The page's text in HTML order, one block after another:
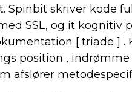
Spinbit skriver kode
SSL, og it kognitiv
[ triade ] .
position ,
afslører